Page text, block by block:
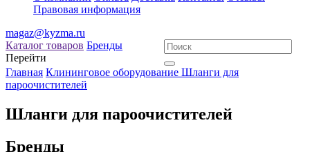
Правовая информация
magaz@kyzma.ru
Каталог товаров Бренды
Перейти
Главная Клининговое оборудование Шланги для
пароочистителей
Шланги для пароочистителей
Бренды